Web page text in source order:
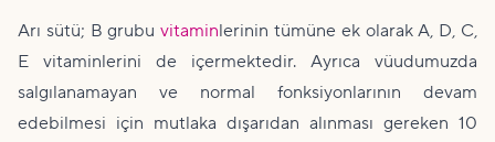
Arı sütü; B grubuvitaminlerinin tümüne ek olarak A, D, C,
E vitaminlerini de içermektedir. Ayrıca vüudumuzda
salgılanamayan ve normal fonksiyonlarının devam
edebilmesi için mutlaka dışarıdan alınması gereken 10